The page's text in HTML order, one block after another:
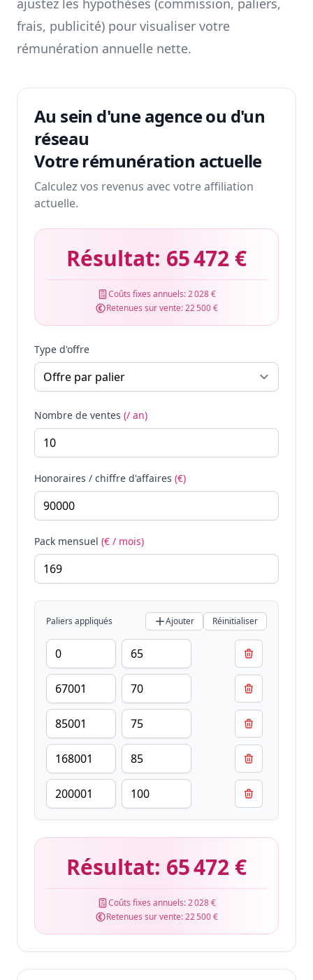
ajustez les hypothèses (commission, paliers,
frais, publicité) pour visualiser votre
rémunération annuelle nette.
Au sein d'une agence ou d'un
réseau
Votre rémunération actuelle
Calculez vos revenus avec votre affiliation
actuelle.
Résultat: 65 472 €
Coûts fixes annuels:2 028 €
Retenues sur vente:22 500 €
Type d'offre
Nombre de ventes (/ an)
Honoraires / chiffre d'affaires (€)
Pack mensuel (€ / mois)
Paliers appliqués Ajouter Réinitialiser
Résultat: 65 472 €
Coûts fixes annuels:2 028 €
Retenues sur vente:22 500 €